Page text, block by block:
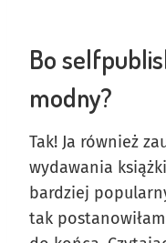
Bo
modny?
Tak! Ja również
wydawania
bardziej
tak